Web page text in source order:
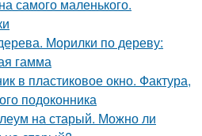
самого маленького.
Морилки по дереву:
гамма
в пластиковое окно. Фактура,
подоконника
на старый. Можно ли